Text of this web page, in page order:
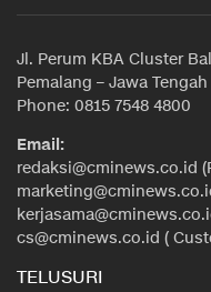
Jl. Perum KBA Cluster
Pemalang – Jawa Tengah
Phone: 0815 7548 4800
Email:
redaksi@cminews.co.id
cs@cminews.co.id (
TELUSURI